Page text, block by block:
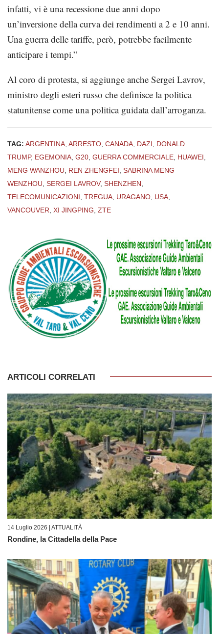
infatti, vi è una recessione due anni dopo
un’inversione della curva dei rendimenti a 2 e 10 anni.
Una guerra delle tariffe, però, potrebbe facilmente
anticipare i tempi.”
Al coro di protesta, si aggiunge anche Sergei Lavrov,
ministro degli esteri russo che definisce la politica
statunitense come una politica guidata dall’arroganza.
TAG: ARGENTINA ARRESTO CANADA DAZI
DONALD
TRUMP, EGEMONIA G20 GUERRA COMMERCIALE HUAWEI
MENG WANZHOU
REN ZHENGFEI SABRINA MENG
WENZHOU SERGEI LAVROV, SHENZHEN
TELECOMUNICAZIONI TREGUA URAGANO USA
VANCOUVER XI JINGPING ZTE
ARTICOLI CORRELATI
14 Luglio 2026 | ATTUALITÀ
Rondine, la Cittadella della Pace